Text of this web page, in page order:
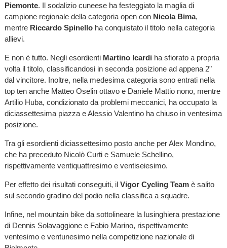
Piemonte. Il sodalizio cuneese ha festeggiato la maglia di
campione regionale della categoria open con Nicola Bima,
mentre Riccardo Spinelloha conquistato il titolo nella categoria
allievi.
E non è tutto. Negli esordienti Martino Icardi ha sfiorato a propria
volta il titolo, classificandosi in seconda posizione ad appena 2"
dal vincitore. Inoltre, nella medesima categoria sono entrati nella
top ten anche Matteo Oselin ottavo e Daniele Mattio nono, mentre
Artilio Huba, condizionato da problemi meccanici, ha occupato la
diciassettesima piazza e Alessio Valentino ha chiuso in ventesima
posizione.
Tra gli esordienti diciassettesimo posto anche per Alex Mondino,
che ha preceduto Nicolò Curti e Samuele Schellino,
rispettivamente ventiquattresimo e ventiseiesimo.
Per effetto dei risultati conseguiti, il Vigor Cycling Team è salito
sul secondo gradino del podio nella classifica a squadre.
Infine, nel mountain bike da sottolineare la lusinghiera prestazione
di Dennis Solavaggione e Fabio Marino, rispettivamente
ventesimo e ventunesimo nella competizione nazionale di